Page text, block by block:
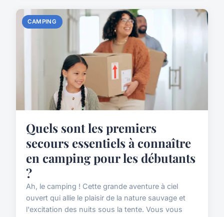
CAMPING
Quels sont les premiers
secours essentiels à connaître
en camping pour les débutants
?
Ah, le camping ! Cette grande aventure à ciel
ouvert qui allie le plaisir de la nature sauvage et
l'excitation des nuits sous la tente. Vous vous